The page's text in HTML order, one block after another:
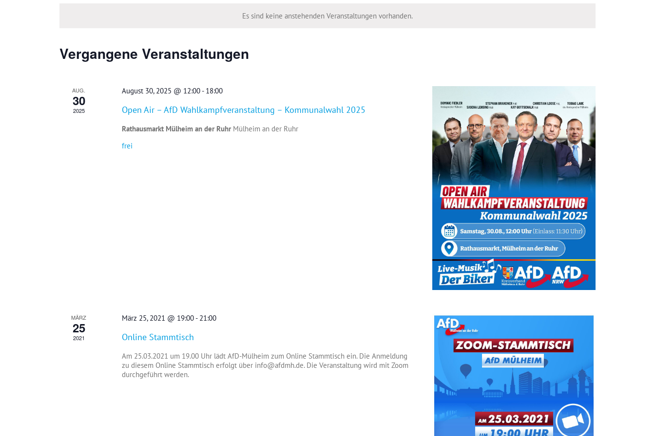
Es sind keine anstehenden Veranstaltungen vorhanden.
Vergangene Veranstaltungen
AUG.
30
2025
August 30, 2025 @ 12:00- 18:00
Open Air – AfD Wahlkampfveranstaltung – Kommunalwahl 2025
Rathausmarkt Mülheim an der Ruhr Mülheim an der Ruhr
frei
MÄRZ
25
2021
März 25, 2021 @ 19:00- 21:00
Online Stammtisch
Am 25.03.2021 um 19.00 Uhr lädt AfD-Mülheim zum Online Stammtisch ein. Die Anmeldung
zu diesem Online Stammtisch erfolgt über info@afdmh.de. Die Veranstaltung wird mit Zoom
durchgeführt werden.